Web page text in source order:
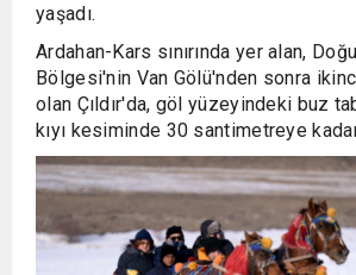
yaşadı.
Ardahan-Kars sınırında yer alan,
Bölgesi'nin Van Gölü'nden sonra
olan Çıldır'da, göl yüzeyindeki buz
kıyı kesiminde 30 santimetreye